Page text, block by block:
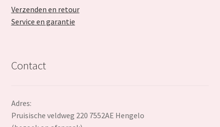
Verzenden en retour
Service en garantie
Contact
Adres:
Pruisische veldweg 220 7552AE Hengelo